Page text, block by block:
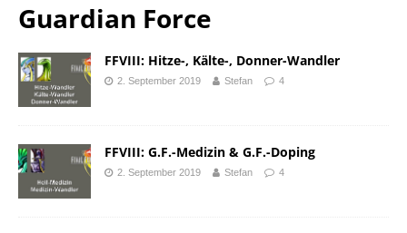
Guardian Force
FFVIII: Hitze-, Kälte-, Donner-Wandler
2. September 2019 Stefan 4
FFVIII: G.F.-Medizin & G.F.-Doping
2. September 2019 Stefan 4